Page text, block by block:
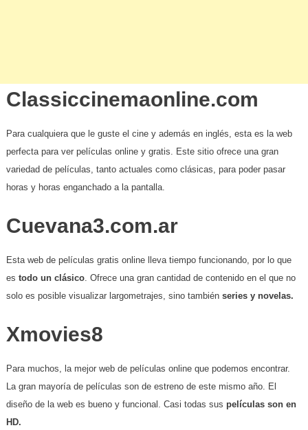
Classiccinemaonline.com
Para cualquiera que le guste el cine y además en inglés, esta es la web
perfecta para ver películas online y gratis. Este sitio ofrece una gran
variedad de películas, tanto actuales como clásicas, para poder pasar
horas y horas enganchado a la pantalla.
Cuevana3.com.ar
Esta web de películas gratis online lleva tiempo funcionando, por lo que
es todo un clásico. Ofrece una gran cantidad de contenido en el que no
solo es posible visualizar largometrajes, sino tambiénseries y novelas.
Xmovies8
Para muchos, la mejor web de películas online que podemos encontrar.
La gran mayoría de películas son de estreno de este mismo año. El
diseño de la web es bueno y funcional. Casi todas sus películas son en
HD.